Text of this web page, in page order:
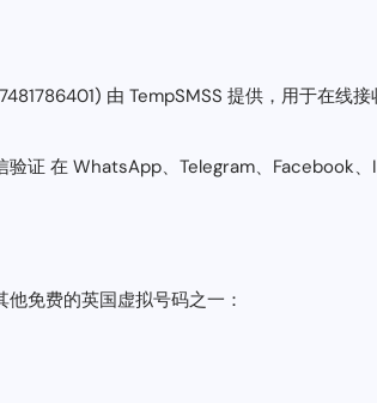
由 TempSMSS 提供，用于在线
验证 在 WhatsApp、Telegram、Facebook
免费的英国虚拟号码之一：